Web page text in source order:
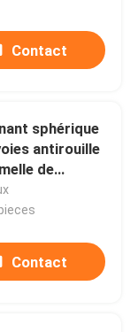
Contact
sphérique
antirouille
de
Contact